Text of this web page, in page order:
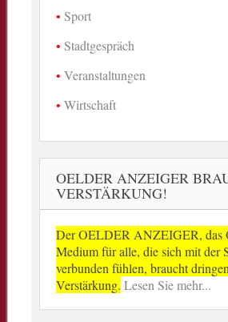
Sport
Stadtgespräch
Veranstaltungen
Wirtschaft
OELDER ANZEIGER
VERSTÄRKUNG!
Der OELDER ANZEIGER, das
Medium für alle, die sich mit der
verbunden fühlen, braucht
Verstärkung. Lesen Sie mehr...